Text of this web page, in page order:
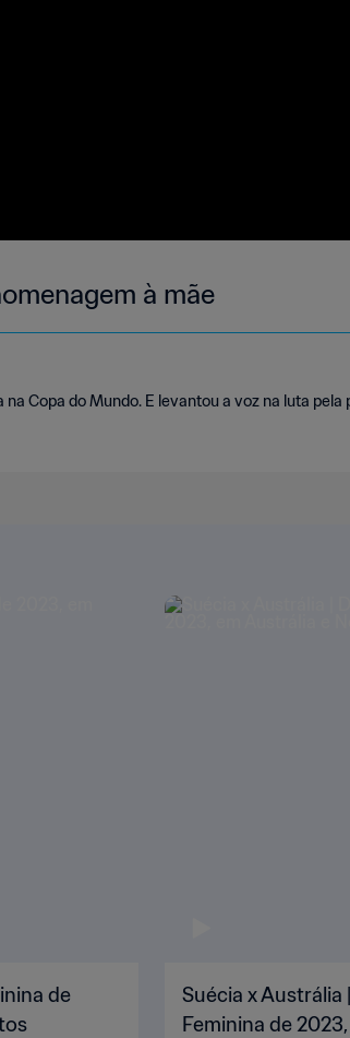
à mãe
Copa do Mundo. E levantou a voz na luta
de
Suécia x Austrália
Feminina de